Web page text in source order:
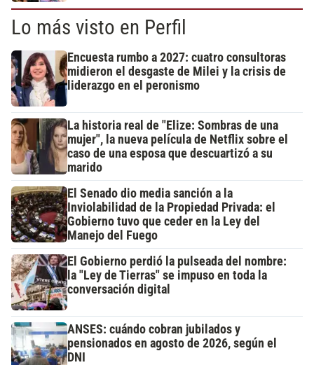
Lo más visto en Perfil
Encuesta rumbo a 2027: cuatro consultoras
midieron el desgaste de Milei y la crisis de
liderazgo en el peronismo
La historia real de "Elize: Sombras de una
mujer", la nueva película de Netflix sobre el
caso de una esposa que descuartizó a su
marido
El Senado dio media sanción a la
Inviolabilidad de la Propiedad Privada: el
Gobierno tuvo que ceder en la Ley del
Manejo del Fuego
El Gobierno perdió la pulseada del nombre:
la "Ley de Tierras" se impuso en toda la
conversación digital
ANSES: cuándo cobran jubilados y
pensionados en agosto de 2026, según el
DNI